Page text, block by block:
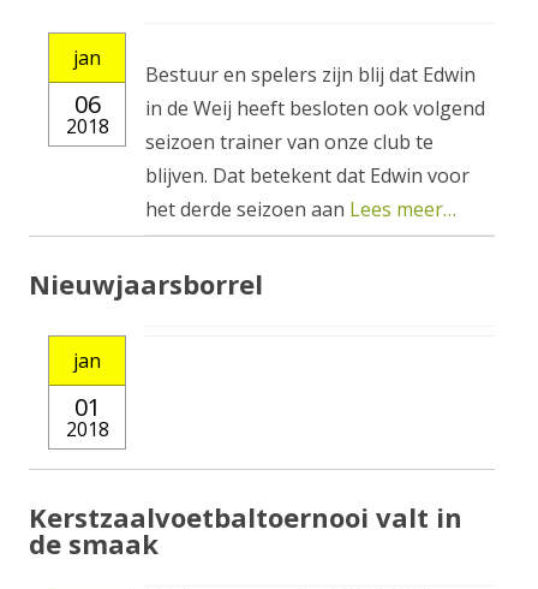
jan
06
2018
Bestuur en spelers zijn blij dat Edwin
in de Weij heeft besloten ook volgend
seizoen trainer van onze club te
blijven. Dat betekent dat Edwin voor
het derde seizoen aan Lees meer…
Nieuwjaarsborrel
jan
01
2018
Kerstzaalvoetbaltoernooi valt in
de smaak